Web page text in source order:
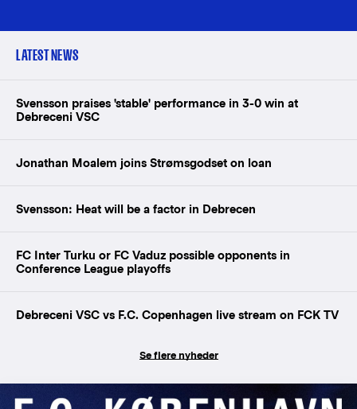
LATEST NEWS
Svensson praises 'stable' performance in 3-0 win at
Debreceni VSC
Jonathan Moalem joins Strømsgodset on loan
Svensson: Heat will be a factor in Debrecen
FC Inter Turku or FC Vaduz possible opponents in
Conference League playoffs
Debreceni VSC vs F.C. Copenhagen live stream on FCK TV
Se flere nyheder